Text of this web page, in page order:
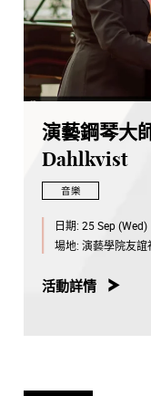
演藝鋼琴大
Dahlkvist
音樂
日期: 25 Sep (Wed)
場地: 演藝學院友誼
活動詳情